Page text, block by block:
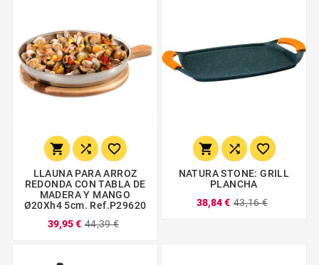
  
LLAUNA PARA ARROZ
REDONDA CON TABLA DE
MADERA Y MANGO
Ø20Xh4 5cm. Ref.P29620
39,95 € 44,39 €
  
NATURA STONE: GRILL
PLANCHA
38,84 € 43,16 €